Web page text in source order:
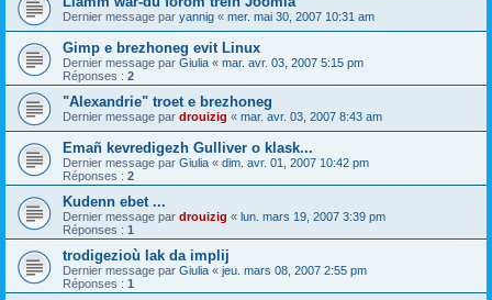
Dernier message par yannig « mer. mai 30, 2007 10:31 am
Gimp e brezhoneg evit Linux
Dernier message par Giulia « mar. avr. 03, 2007 5:15 pm
Réponses : 2
"Alexandrie" troet e brezhoneg
Dernier message par drouizig « mar. avr. 03, 2007 8:43 am
Emañ kevredigezh Gulliver o klask...
Dernier message par Giulia « dim. avr. 01, 2007 10:42 pm
Réponses : 2
Kudenn ebet ...
Dernier message par drouizig « lun. mars 19, 2007 3:39 pm
Réponses : 1
trodigezioù lak da implij
Dernier message par Giulia « jeu. mars 08, 2007 2:55 pm
Réponses : 1